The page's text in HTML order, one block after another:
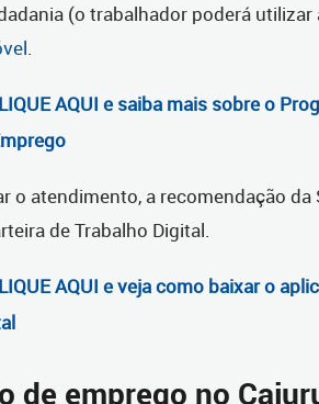
(o trabalhador poderá
.
AQUI e saiba mais sobre o
o atendimento, a recomendação
de Trabalho Digital.
AQUI e veja como baixar o
de emprego no